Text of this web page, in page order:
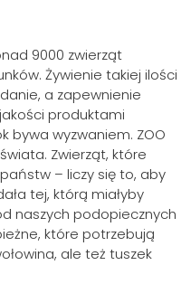
9000 zwierząt
Żywienie takiej ilości
a zapewnienie
produktami
bywa wyzwaniem. ZOO
Zwierząt, które
– liczy się to, aby
tej, którą miałyby
naszych podopiecznych
które potrzebują
ale też tuszek